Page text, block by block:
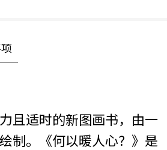
且适时的新图画书，由一
制。《何以暖人心？》是